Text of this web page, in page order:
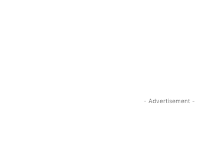
- Advertisement -